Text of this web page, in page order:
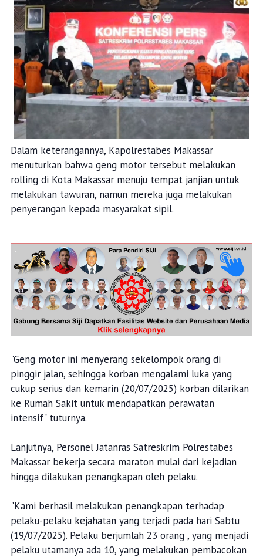
Dalam keterangannya, Kapolrestabes Makassar
menuturkan bahwa geng motor tersebut melakukan
rolling di Kota Makassar menuju tempat janjian untuk
melakukan tawuran, namun mereka juga melakukan
penyerangan kepada masyarakat sipil.
"Geng motor ini menyerang sekelompok orang di
pinggir jalan, sehingga korban mengalami luka yang
cukup serius dan kemarin (20/07/2025) korban dilarikan
ke Rumah Sakit untuk mendapatkan perawatan
intensif" tuturnya.
Lanjutnya, Personel Jatanras Satreskrim Polrestabes
Makassar bekerja secara maraton mulai dari kejadian
hingga dilakukan penangkapan oleh pelaku.
"Kami berhasil melakukan penangkapan terhadap
pelaku-pelaku kejahatan yang terjadi pada hari Sabtu
(19/07/2025). Pelaku berjumlah 23 orang , yang menjadi
pelaku utamanya ada 10, yang melakukan pembacokan